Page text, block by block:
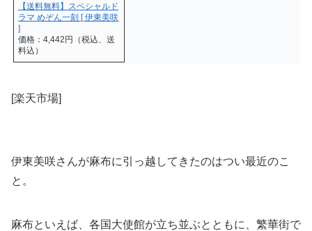
【送料無料】スペシャルド
ラマ めぞん一刻 [ 伊東美咲
]
価格：4,442円（税込、送
料込）
[楽天市場]
伊東美咲さんが麻布に引っ越してきたのはつい最近のこ
と。
麻布といえば、各国大使館が立ち並ぶとともに、繁華街で